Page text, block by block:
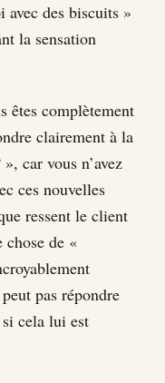
des biscuits »
la sensation
êtes complètement
clairement à la
car vous n’avez
ces nouvelles
ressent le client
chose de «
pas répondre
cela lui est